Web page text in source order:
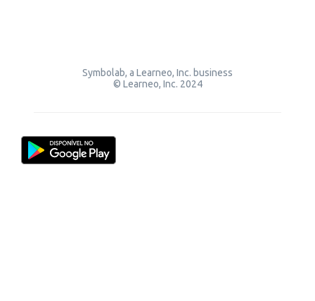
Symbolab, a Learneo, Inc. business
© Learneo, Inc. 2024